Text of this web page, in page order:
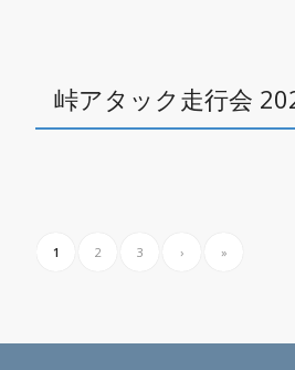
峠アタック走行会
1 2 3 › »